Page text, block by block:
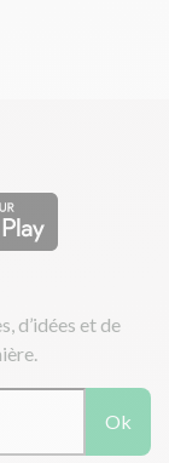
d’idées et de
Ok